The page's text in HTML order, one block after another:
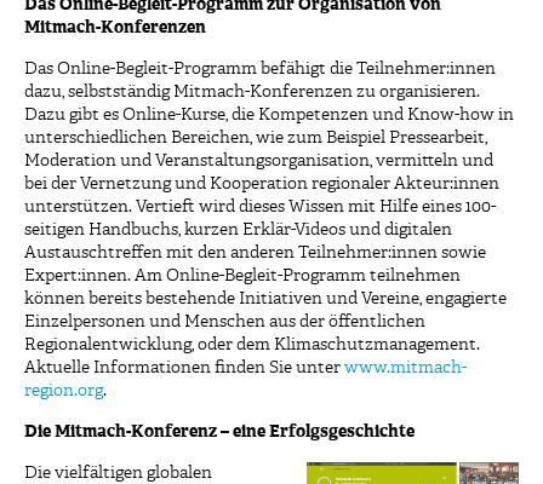
Das Online-Begleit-Programm zur Organisation von
Mitmach-Konferenzen
Das Online-Begleit-Programm befähigt die Teilnehmer:innen
dazu, selbstständig Mitmach-Konferenzen zu organisieren.
Dazu gibt es Online-Kurse, die Kompetenzen und Know-how in
unterschiedlichen Bereichen, wie zum Beispiel Pressearbeit,
Moderation und Veranstaltungsorganisation, vermitteln und
bei der Vernetzung und Kooperation regionaler Akteur:innen
unterstützen. Vertieft wird dieses Wissen mit Hilfe eines 100-
seitigen Handbuchs, kurzen Erklär-Videos und digitalen
Austauschtreffen mit den anderen Teilnehmer:innen sowie
Expert:innen. Am Online-Begleit-Programm teilnehmen
können bereits bestehende Initiativen und Vereine, engagierte
Einzelpersonen und Menschen aus der öffentlichen
Regionalentwicklung, oder dem Klimaschutzmanagement.
Aktuelle Informationen finden Sie unter www.mitmach-
region.org.
Die Mitmach-Konferenz – eine Erfolgsgeschichte
Die vielfältigen globalen